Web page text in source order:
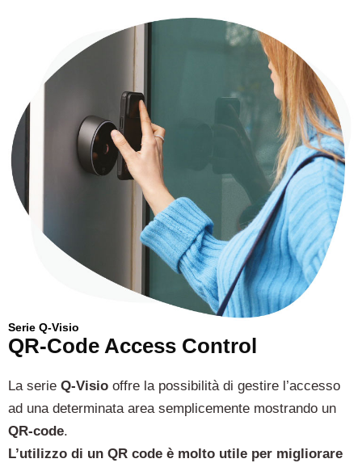
Serie Q-Visio
QR-Code Access Control
La serie Q-Visio offre la possibilità di gestire l’accesso
ad una determinata area semplicemente mostrando un
QR-code.
L’utilizzo di un QR code è molto utile per migliorare